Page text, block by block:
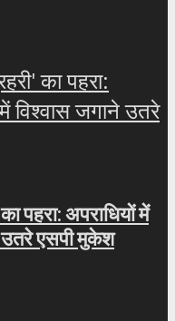
पहरा: अपराधियों में
एसपी मुकेश